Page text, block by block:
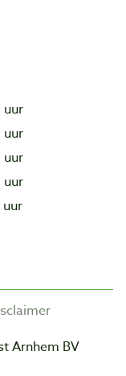
uur
uur
uur
uur
Arnhem BV